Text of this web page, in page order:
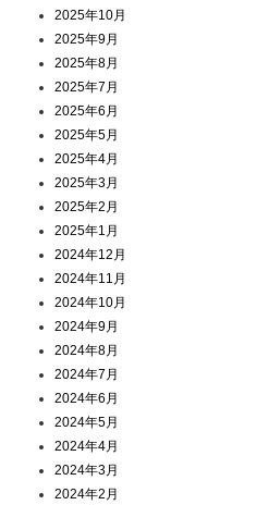
2025年10月
2025年9月
2025年8月
2025年7月
2025年6月
2025年5月
2025年4月
2025年3月
2025年2月
2025年1月
2024年12月
2024年11月
2024年10月
2024年9月
2024年8月
2024年7月
2024年6月
2024年5月
2024年4月
2024年3月
2024年2月